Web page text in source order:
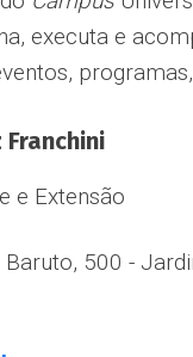
executa e
e Extensão
500 -